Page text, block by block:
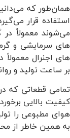
همان‌طور که
استفاده قرار
های سرمایشی و
بر ساعت تولید و
تمامی قطعاتی که
کیفیت بالایی
هوای مطبوعی را
به همین خاطر از